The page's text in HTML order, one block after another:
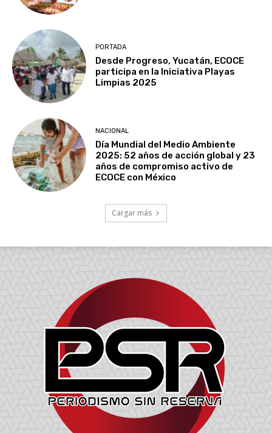
PORTADA
Desde Progreso, Yucatán, ECOCE
participa en la Iniciativa Playas
Limpias 2025
NACIONAL
Día Mundial del Medio Ambiente
2025: 52 años de acción global y 23
años de compromiso activo de
ECOCE con México
Cargar más